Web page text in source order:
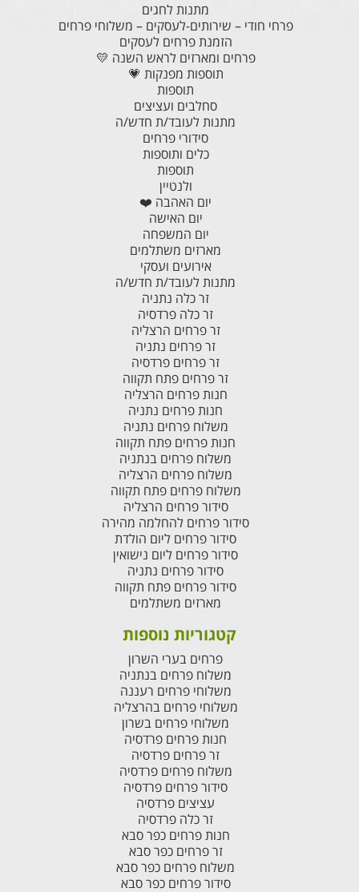
מתנות לחגים
פרחי חודי – שירותים-לעסקים – משלוחי פרחים
הזמנת פרחים לעסקים
פרחים ומארזים לראש השנה 💛
תוספות מפנקות 💗
תוספות
סחלבים ועציצים
מתנות לעובד/ת חדש/ה
סידורי פרחים
כלים ותוספות
תוספות
ולנטיין
יום האהבה ❤️
יום האישה
יום המשפחה
מארזים משתלמים
אירועים ועסקי
מתנות לעובד/ת חדש/ה
זר כלה נתניה
זר כלה פרדסיה
זר פרחים הרצליה
זר פרחים נתניה
זר פרחים פרדסיה
זר פרחים פתח תקווה
חנות פרחים הרצליה
חנות פרחים נתניה
משלוח פרחים נתניה
חנות פרחים פתח תקווה
משלוח פרחים בנתניה
משלוח פרחים הרצליה
משלוח פרחים פתח תקווה
סידור פרחים הרצליה
סידור פרחים להחלמה מהירה
סידור פרחים ליום הולדת
סידור פרחים ליום נישואין
סידור פרחים נתניה
סידור פרחים פתח תקווה
מארזים משתלמים
קטגוריות נוספות
פרחים בערי השרון
משלוח פרחים בנתניה
משלוחי פרחים רעננה
משלוחי פרחים בהרצליה
משלוחי פרחים בשרון
חנות פרחים פרדסיה
זר פרחים פרדסיה
משלוח פרחים פרדסיה
סידור פרחים פרדסיה
עציצים פרדסיה
זר כלה פרדסיה
חנות פרחים כפר סבא
זר פרחים כפר סבא
משלוח פרחים כפר סבא
סידור פרחים כפר סבא